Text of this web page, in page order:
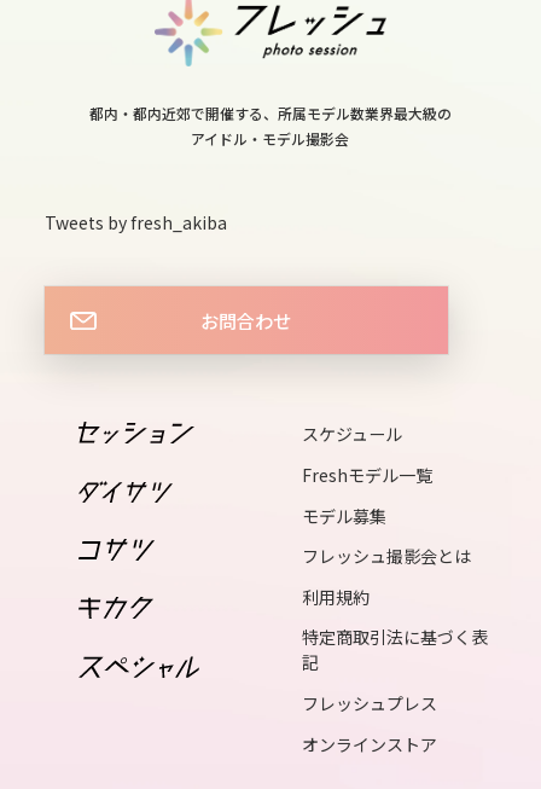
sun
15
16
wed
thu
fri
19
sat
20
都内・都内近郊で開催する、所属モデル数業界最大級の
アイドル・モデル撮影会
Tweets by fresh_akiba
お問合わせ
スケジュール
Freshモデル一覧
モデル募集
フレッシュ撮影会とは
利用規約
特定商取引法に基づく表
記
フレッシュプレス
オンラインストア